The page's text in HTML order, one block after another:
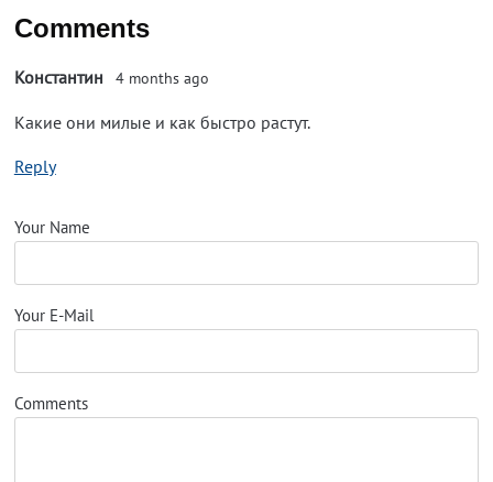
Comments
Константин 4 months ago
Какие они милые и как быстро растут.
Reply
Your Name
Your E-Mail
Comments